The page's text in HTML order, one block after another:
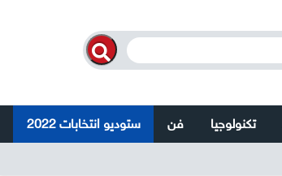
تكنولوجيا فن ستوديو انتخابات 2022